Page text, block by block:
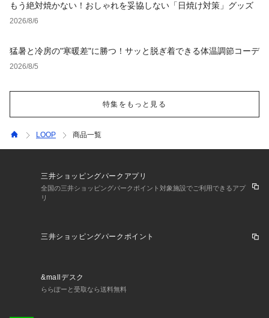
もう絶対焼かない！おしゃれを妥協しない「日焼け対策」グッズ
2026/8/6
猛暑と冷房の"寒暖差"に勝つ！サッと脱ぎ着できる体温調節コーデ
2026/8/5
特集をもっと見る
LOOP 商品一覧
三井ショッピングパークアプリ
全国の三井ショッピングパークポイント対象施設でご利用できるアプ
リ
三井ショッピングパークポイント
&mallデスク
ららぽーと受取なら送料無料